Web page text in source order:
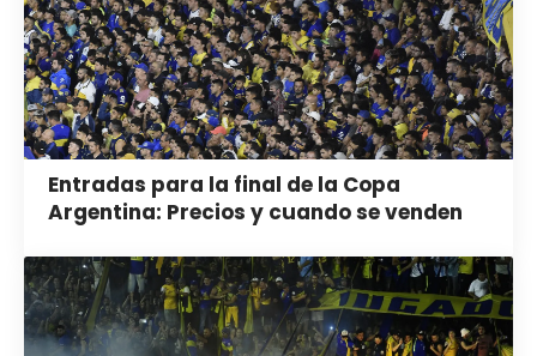
Entradas para la final de la Copa
Argentina: Precios y cuando se venden